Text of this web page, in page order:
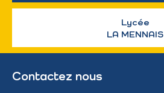
Lycée
LA MENNAIS
Contactez nous